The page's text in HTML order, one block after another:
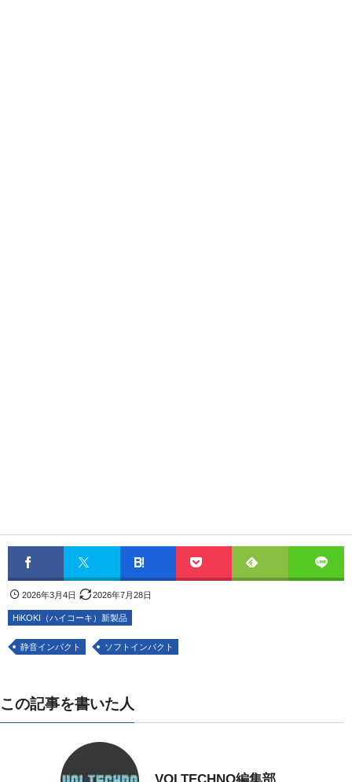
2026年3月4日 2026年7月28日
HiKOKI（ハイコーキ）新製品
静音インパクト ソフトインパクト
この記事を書いた人
VOLTECHNO編集部